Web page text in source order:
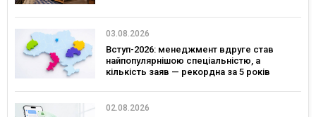
03.08.2026
Вступ-2026: менеджмент вдруге став
найпопулярнішою спеціальністю, а
кількість заяв — рекордна за 5 років
02.08.2026